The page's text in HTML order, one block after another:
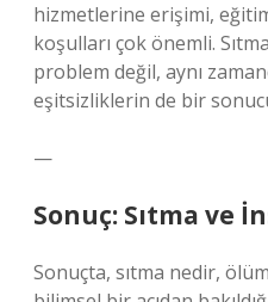
hizmetlerine erişimi,
koşulları çok önemli.
problem değil, aynı
eşitsizliklerin de bir
—
Sonuç: Sıtma ve
Sonuçta, sıtma nedir,